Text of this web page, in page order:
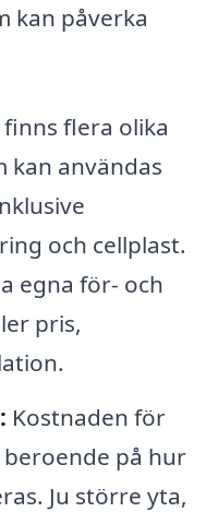
kan påverka
finns flera olika
kan användas
och cellplast.
egna för- och
pris,
Kostnaden för
på hur
Ju större yta,